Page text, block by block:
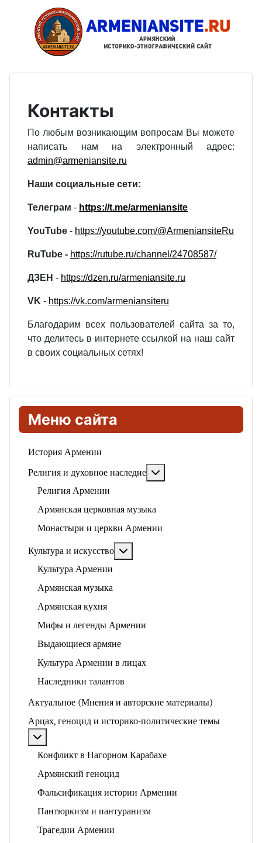
Меню сайта
История Армении
Религия и духовное наследие
Религия Армении
Армянская церковная музыка
Монастыри и церкви Армении
Культура и искусство
Культура Армении
Армянская музыка
Армянская кухня
Мифы и легенды Армении
Выдающиеся армяне
Культура Армении в лицах
Наследники талантов
Актуальное (Мнения и авторские материалы)
Арцах, геноцид и историко-политические темы
Конфликт в Нагорном Карабахе
Армянский геноцид
Фальсификация истории Армении
Пантюркизм и пантуранизм
Трагедии Армении
Контакты
По любым возникающим вопросам Вы можете
написать нам на электронный адрес:
admin@armeniansite.ru
Наши социальные сети:
Телеграм - https://t.me/armeniansite
YouTube - https://youtube.com/@ArmeniansiteRu
RuTube - https://rutube.ru/channel/24708587/
ДЗЕН - https://dzen.ru/armeniansite.ru
VK - https://vk.com/armeniansiteru
Благодарим всех пользователей сайта за то,
что делитесь в интернете ссылкой на наш сайт
в своих социальных сетях!